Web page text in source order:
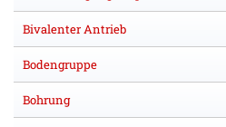
Bivalenter Antrieb
Bodengruppe
Bohrung